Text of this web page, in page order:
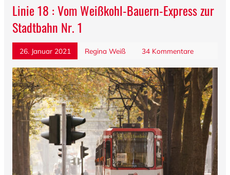
Linie 18 : Vom Weißkohl-Bauern-Express zur
Stadtbahn Nr. 1
26. Januar 2021 Regina Weiß 34 Kommentare